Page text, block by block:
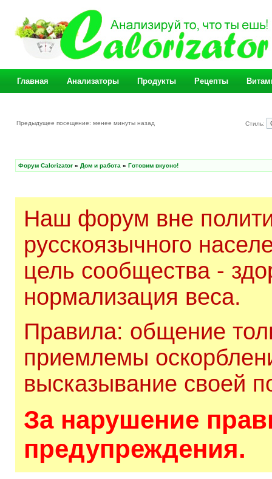
Главная Анализаторы Продукты Рецепты
Предыдущее посещение: менее минуты назад Стиль:
Форум Calorizator » Дом и работа » Готовим вкусно!
Наш форум вне
русскоязычного
цель сообщества -
нормализация веса.
Правила: общение
приемлемы
высказывание своей
За нарушение
предупреждения.